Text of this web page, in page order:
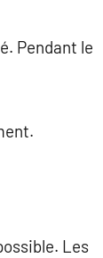
Pendant le
Les